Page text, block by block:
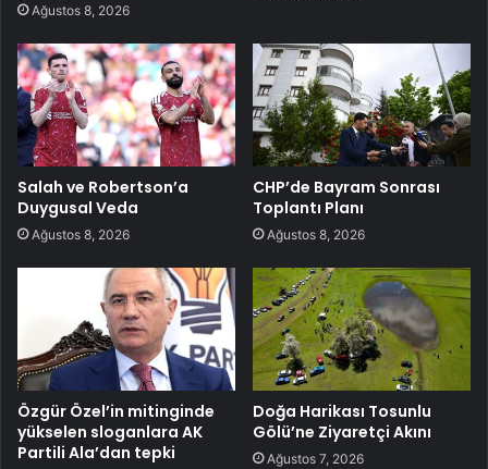
Ağustos 8, 2026
Salah ve Robertson’a
Duygusal Veda
Ağustos 8, 2026
CHP’de Bayram Sonrası
Toplantı Planı
Ağustos 8, 2026
Özgür Özel’in mitinginde
yükselen sloganlara AK
Partili Ala’dan tepki
Doğa Harikası Tosunlu
Gölü’ne Ziyaretçi Akını
Ağustos 7, 2026